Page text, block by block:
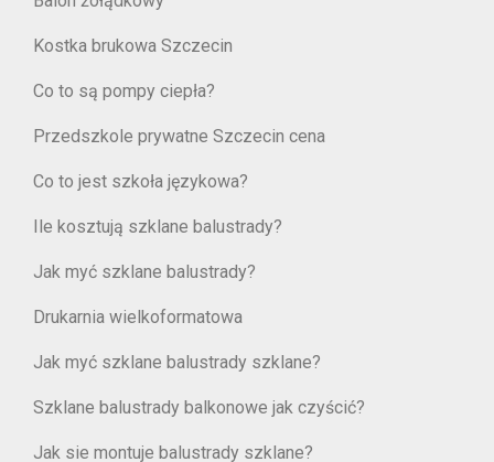
Kostka brukowa Szczecin
Co to są pompy ciepła?
Przedszkole prywatne Szczecin cena
Co to jest szkoła językowa?
Ile kosztują szklane balustrady?
Jak myć szklane balustrady?
Drukarnia wielkoformatowa
Jak myć szklane balustrady szklane?
Szklane balustrady balkonowe jak czyścić?
Jak sie montuje balustrady szklane?